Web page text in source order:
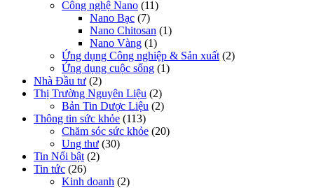
Công nghệ Nano (11)
Nano Bạc (7)
Nano Chitosan (1)
Nano Vàng (1)
Ứng dụng Công nghiệp & Sản xuất (2)
Ứng dụng cuộc sống (1)
Nhà Đầu tư (2)
Thị Trường Nguyên Liệu (2)
Bản Tin Dược Liệu (2)
Thông tin sức khỏe (113)
Chăm sóc sức khỏe (20)
Ung thư (30)
Tin Nổi bật (2)
Tin tức (26)
Kinh doanh (2)